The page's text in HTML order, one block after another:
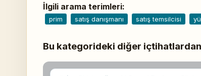
İlgili arama terimleri:
prim satış danışmanı satış temsilcisi
Bu kategorideki diğer içtihatlardan